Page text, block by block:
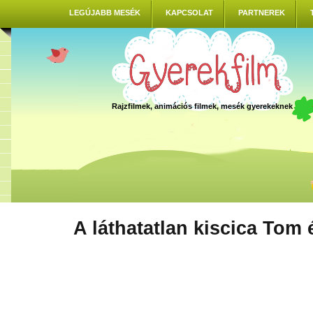
LEGÚJABB MESÉK KAPCSOLAT PARTNEREK
Rajzfilmek, animációs filmek, mesék gyerekeknek
A láthatatlan kiscica Tom